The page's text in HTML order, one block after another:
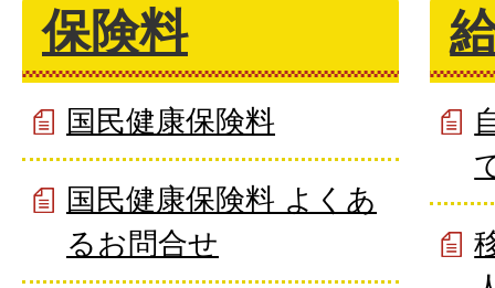
保険料
国民健康保険料
国民健康保険料 よくあ
るお問合せ